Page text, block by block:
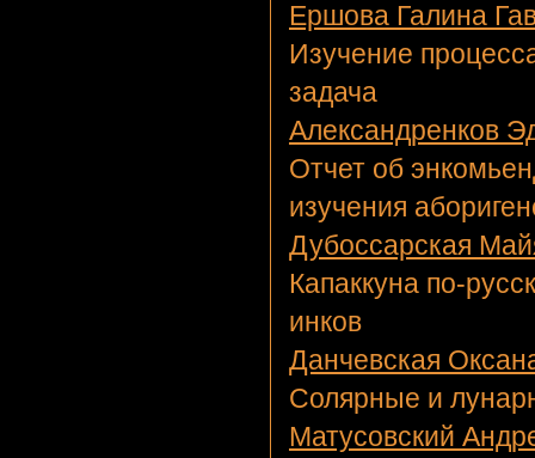
Ершова Галина
Изучение
задача
Александренков
Отчет об
изучения
Дубоссарская
Капаккуна по-
инков
Данчевская
Солярные и
Матусовский